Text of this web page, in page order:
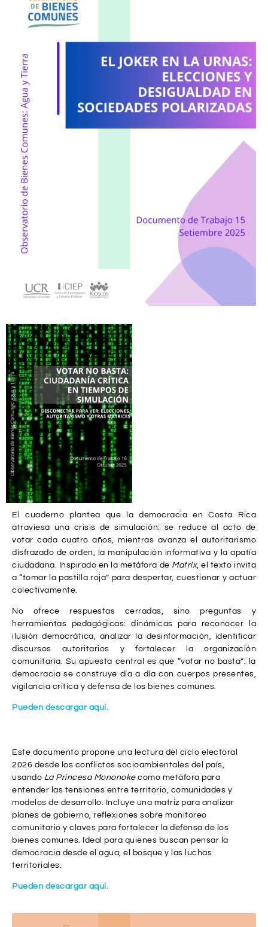
El cuaderno plantea que la democracia en Costa Rica
atraviesa una crisis de simulación: se reduce al acto de
votar cada cuatro años, mientras avanza el autoritarismo
disfrazado de orden, la manipulación informativa y la apatía
ciudadana. Inspirado en la metáfora de Matrix, el texto invita
a “tomar la pastilla roja” para despertar, cuestionar y actuar
colectivamente.
No ofrece respuestas cerradas, sino preguntas y
herramientas pedagógicas: dinámicas para reconocer la
ilusión democrática, analizar la desinformación, identificar
discursos autoritarios y fortalecer la organización
comunitaria. Su apuesta central es que “votar no basta”: la
democracia se construye día a día con cuerpos presentes,
vigilancia crítica y defensa de los bienes comunes.
Pueden descargar aquí.
Este documento propone una lectura del ciclo electoral
2026 desde los conflictos socioambientales del país,
usando La Princesa Mononokecomo metáfora para
entender las tensiones entre territorio, comunidades y
modelos de desarrollo. Incluye una matriz para analizar
planes de gobierno, reflexiones sobre monitoreo
comunitario y claves para fortalecer la defensa de los
bienes comunes. Ideal para quienes buscan pensar la
democracia desde el agua, el bosque y las luchas
territoriales.
Pueden descargar aquí.